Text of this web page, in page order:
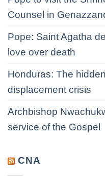
Counsel in
Pope: Saint Agatha
love over death
Honduras: The
displacement crisis
Archbishop
service of the Gospel
CNA